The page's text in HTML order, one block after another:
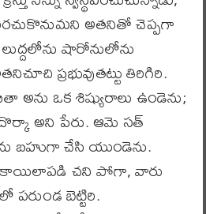
అతనితో చెప్పగా
షారోనులోను
ప్రభువుతట్టు తిరిగిరి.
ఒక శిష్యురాలు ఉండెను;
అని పేరు. ఆమె సత్‌
బహుగా చేసి యుండెను.
చని పోగా, వారు
బెట్టిరి.